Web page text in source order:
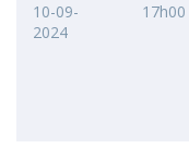
10-09-
2024
17h00